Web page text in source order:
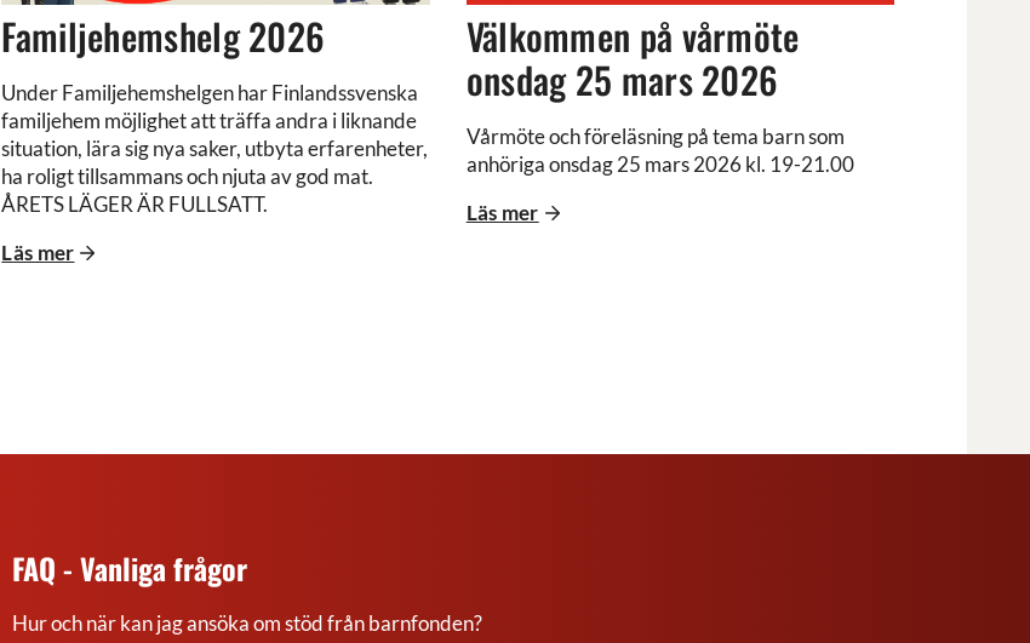
Familjehemshelg 2026
Under Familjehemshelgen har Finlandssvenska
familjehem möjlighet att träffa andra i liknande
situation, lära sig nya saker, utbyta erfarenheter,
ha roligt tillsammans och njuta av god mat.
ÅRETS LÄGER ÄR FULLSATT.
Läs mer
Välkommen på vårmöte
onsdag 25 mars 2026
Vårmöte och föreläsning på tema barn som
anhöriga onsdag 25 mars 2026 kl. 19-21.00
Läs mer
FAQ - Vanliga frågor
Hur och när kan jag ansöka om stöd från barnfonden?